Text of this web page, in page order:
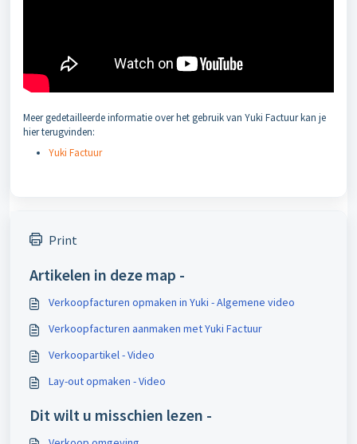
Meer gedetailleerde informatie over het gebruik van Yuki Factuur kan je
hier terugvinden:
Yuki Factuur
Print
Artikelen in deze map -
Verkoopfacturen opmaken in Yuki - Algemene video
Verkoopfacturen aanmaken met Yuki Factuur
Verkoopartikel - Video
Lay-out opmaken - Video
Dit wilt u misschien lezen -